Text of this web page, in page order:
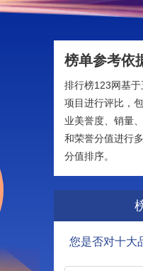
榜单参考依
排行榜123网基
项目进行评比，
业美誉度、销量
和荣誉分值进行
分值排序。
您是否对十大